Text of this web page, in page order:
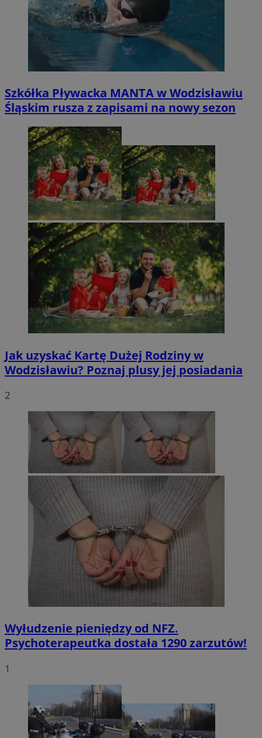
Szkółka Pływacka MANTA w Wodzisławiu
Śląskim rusza z zapisami na nowy sezon
Jak uzyskać Kartę Dużej Rodziny w
Wodzisławiu? Poznaj plusy jej posiadania
2
Wyłudzenie pieniędzy od NFZ.
Psychoterapeutka dostała 1290 zarzutów!
1